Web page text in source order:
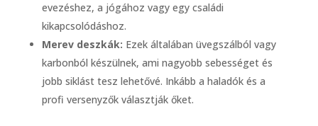
evezéshez, a jógához vagy egy családi
kikapcsolódáshoz.
Merev deszkák: Ezek általában üvegszálból vagy
karbonból készülnek, ami nagyobb sebességet és
jobb siklást tesz lehetővé. Inkább a haladók és a
profi versenyzők választják őket.